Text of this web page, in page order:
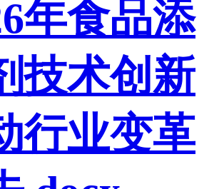
年食品添
技术创新
行业变革